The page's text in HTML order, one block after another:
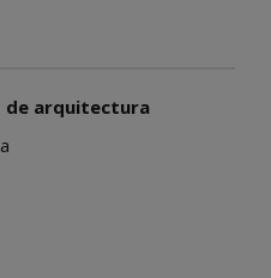
de arquitectura